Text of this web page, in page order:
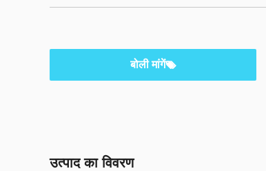
बोली मांगें
उत्पाद का विवरण